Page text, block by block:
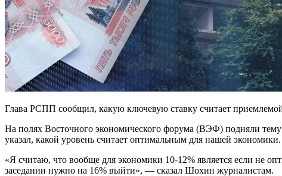
Глава РСПП сообщил, какую ключевую ставку считает
На полях Восточного экономического форума (ВЭФ) подняли
указал, какой уровень считает оптимальным для нашей экономики.
«Я считаю, что вообще для экономики 10-12% является если не
заседании нужно на 16% выйти», — сказал Шохин журналистам.